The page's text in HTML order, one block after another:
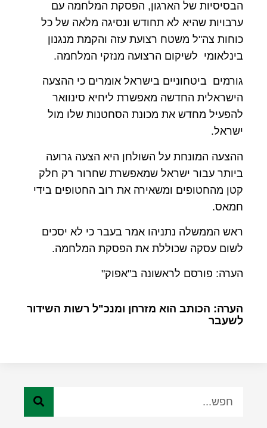
הבסיסיות של הארגון, הפסקת המלחמה עם
ערבויות שהיא לא תחודש ונסיגה מלאה של כל
כוחות צה"ל משטח רצועת עזה והקמת מנגנון
בינלאומי לשיקום הרצועה מנזקי המלחמה.
גורמים ביטחוניים בישראל אומרים כי ההצעה
הישראלית החדשה מאפשרת ליחיא סינוואר
להפעיל מחדש את מכונת הסחטנות שלו מול
ישראל.
ההצעה המונחת על השולחן היא הצעה גרועה
ביותר עבור ישראל שמאפשרת שחרור רק חלק
קטן מהחטופים ומשאירה את רוב החטופים בידי
חמאס.
ראש הממשלה נתניהו אמר בעבר כי לא יסכים
לשום עסקה שכוללת את הפסקת המלחמה.
הערה: פורסם לראשונה ב"אפוק"
הערה: הכותב הוא מזרחן ומנכ"ל רשות השידור
לשעבר